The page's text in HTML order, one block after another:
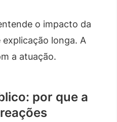
o impacto da
longa. A
a atuação.
por que a